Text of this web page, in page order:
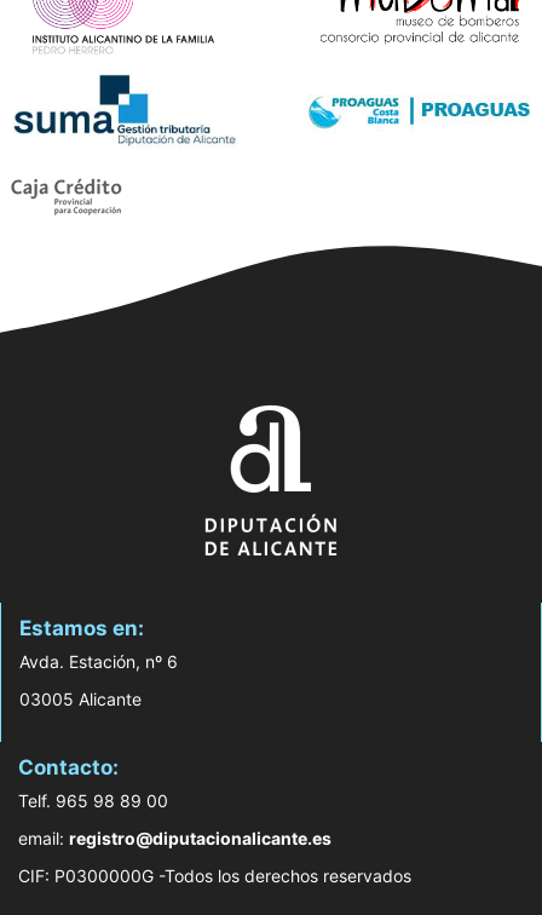
Estamos en:
Avda. Estación, nº 6
03005 Alicante
Contacto:
Telf. 965 98 89 00
email: registro@diputacionalicante.es
CIF: P0300000G -Todos los derechos reservados